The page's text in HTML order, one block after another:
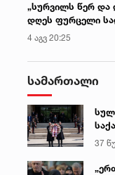
„სურვილს წერ და
დღეს ფურცელი
და სურვილი
სასწაულმოქმედი
ქართლში
4 აგვ 20:25
სამართალი
37